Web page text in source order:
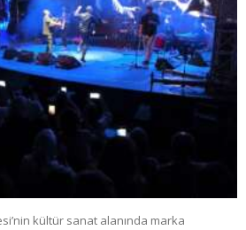
kültür sanat alanında marka